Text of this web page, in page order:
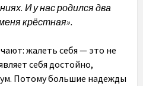
И у нас родился два
крёстная».
жалеть себя — это не
себя достойно,
Потому большие надежды